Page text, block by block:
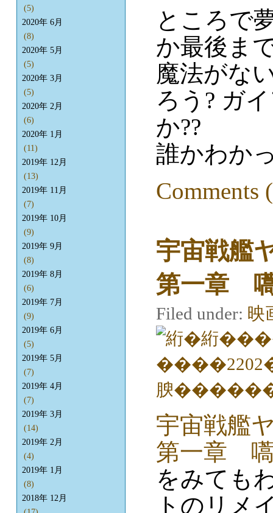
ところで
か最後ま
魔法がな
ろう? ガ
か??
誰かわか
Comments
宇宙戦艦
第一章
Filed under: 映
宇宙戦艦
第一章
をみても
トのリメ
(5)
2020年 6月
(8)
2020年 5月
(5)
2020年 3月
(5)
2020年 2月
(6)
2020年 1月
(11)
2019年 12月
(13)
2019年 11月
(7)
2019年 10月
(9)
2019年 9月
(8)
2019年 8月
(6)
2019年 7月
(9)
2019年 6月
(5)
2019年 5月
(7)
2019年 4月
(7)
2019年 3月
(14)
2019年 2月
(4)
2019年 1月
(8)
2018年 12月